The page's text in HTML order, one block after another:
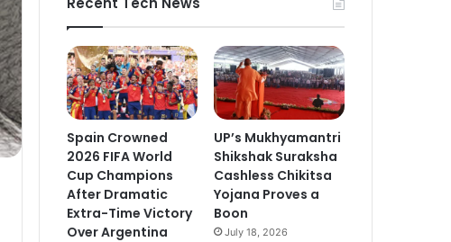
Spain Crowned
2026 FIFA World
Cup Champions
After Dramatic
Extra-Time Victory
Over Argentina
UP’s Mukhyamantri
Shikshak Suraksha
Cashless Chikitsa
Yojana Proves a
Boon
July 18, 2026